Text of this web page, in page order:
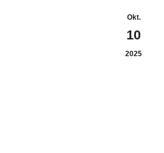
Okt.
10
2025